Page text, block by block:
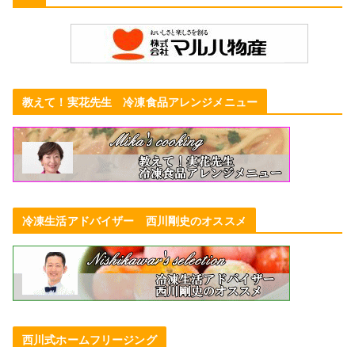
教えて！実花先生 冷凍食品アレンジメニュー
冷凍生活アドバイザー 西川剛史のオススメ
西川式ホームフリージング